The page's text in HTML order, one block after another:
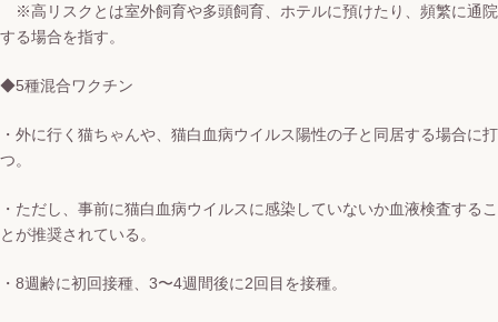
※高リスクとは室外飼育や多頭飼育、ホテルに預けたり、頻繁に通院
する場合を指す。
◆5種混合ワクチン
・外に行く猫ちゃんや、猫白血病ウイルス陽性の子と同居する場合に打
つ。
・ただし、事前に猫白血病ウイルスに感染していないか血液検査するこ
とが推奨されている。
・8週齢に初回接種、3〜4週間後に2回目を接種。